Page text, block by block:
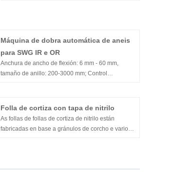
Máquina de dobra automática de aneis
para SWG IR e OR
Anchura de ancho de flexión: 6 mm - 60 mm,
tamaño de anillo: 200-3000 mm; Control
Folla de cortiza con tapa de nitrilo
As follas de follas de cortiza de nitrilo están
fabricadas en base a gránulos de corcho e varios
combustibles, gases e moitos outros produtos